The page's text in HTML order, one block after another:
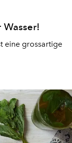
eine grossartige